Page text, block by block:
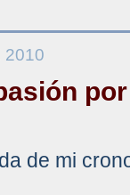
2010
de mi